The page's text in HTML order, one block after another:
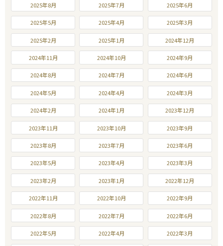
2025年8月 2025年7月 2025年6月
2025年5月 2025年4月 2025年3月
2025年2月 2025年1月 2024年12月
2024年11月 2024年10月 2024年9月
2024年8月 2024年7月 2024年6月
2024年5月 2024年4月 2024年3月
2024年2月 2024年1月 2023年12月
2023年11月 2023年10月 2023年9月
2023年8月 2023年7月 2023年6月
2023年5月 2023年4月 2023年3月
2023年2月 2023年1月 2022年12月
2022年11月 2022年10月 2022年9月
2022年8月 2022年7月 2022年6月
2022年5月 2022年4月 2022年3月